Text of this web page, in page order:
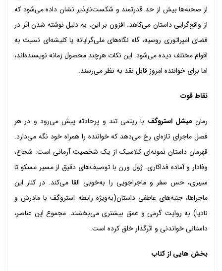
از صحنه‌ها بیش از حد قدرتمند و شکست‌ناپذیر نشان داده می‌شود که
از واقع‌گرایی داستان می‌کاهد. افزون بر این، به دلیل نوشته شدن اثر در
فضای امپراتوری روسیه، گاه نگاه‌های ملی‌گرایانه یا کلیشه‌ای نسبت به
اقوام مختلف دیده می‌شود. این نکات هرچند محصول زمانه نویسنده‌اند،
اما برای خواننده امروز قابل نقد به نظر می‌رسند.
نقاط قوت
رمان میشل استروگف با ریتمی تند و پرحادثه پیش می‌رود و در هر
فصل ماجرای تازه‌ای رخ می‌دهد که خواننده را همراه خود نگه می‌دارد.
قهرمان داستان نمونه‌ای کلاسیک از یک شخصیت آرمانی است: شجاع،
وفادار و آماده فداکاری. ژول ورن با توصیف‌های دقیق از مسیر مسکو تا
سیبری، حس سفر و ماجراجویی را به‌خوبی القا می‌کند. در کنار این
ماجراها، جنبه‌های عاطفی داستان(به‌ویژه رابطه استروگف با مادرش و
نادیا) به روایت گرمی و عمق بیشتری می‌بخشند. مجموع این عناصر،
داستانی خواندنی و اثرگذار خلق کرده است.
بخش هایی از کتاب